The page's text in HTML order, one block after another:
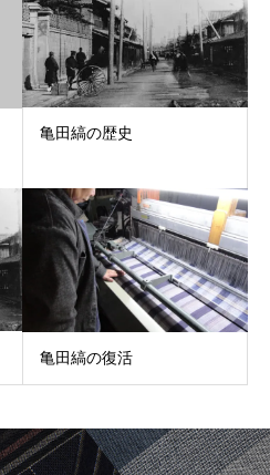
亀田縞の歴史
亀田縞の復活